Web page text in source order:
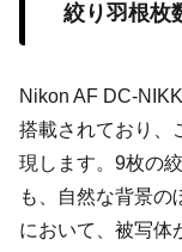
絞り羽根枚
Nikon AF DC-
搭載されており、
現します。9枚の
も、自然な背景の
において、被写体